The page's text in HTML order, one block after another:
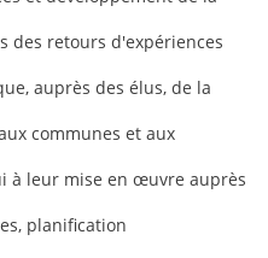
des retours d'expériences
auprès des élus, de la
communes et aux
à leur mise en œuvre auprès
planification